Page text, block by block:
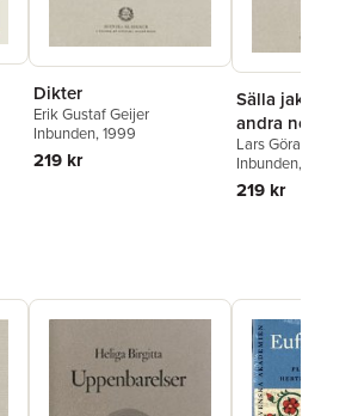
Dikter
Erik Gustaf Geijer
Inbunden, 1999
219 kr
Sälla
andra noveller
utdrag ur
Lars Göransson
Inbunden, 1999
219 kr